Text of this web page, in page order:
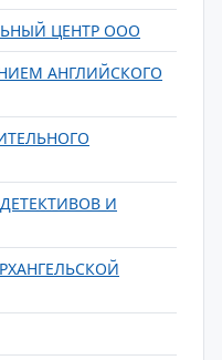
ЦЕНТР ООО
АНГЛИЙСКОГО
И